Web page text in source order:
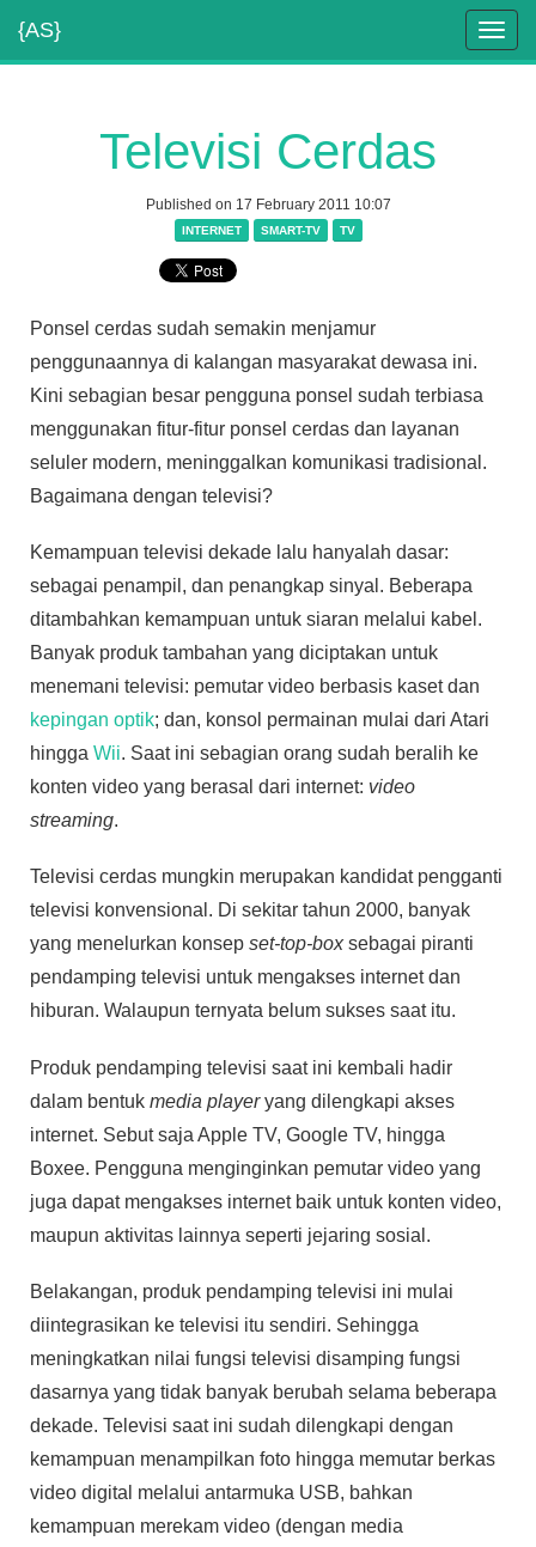
{AS}
Televisi Cerdas
Published on 17 February 2011 10:07
INTERNET SMART-TV TV
Ponsel cerdas sudah semakin menjamur
penggunaannya di kalangan masyarakat dewasa ini.
Kini sebagian besar pengguna ponsel sudah terbiasa
menggunakan fitur-fitur ponsel cerdas dan layanan
seluler modern, meninggalkan komunikasi tradisional.
Bagaimana dengan televisi?
Kemampuan televisi dekade lalu hanyalah dasar:
sebagai penampil, dan penangkap sinyal. Beberapa
ditambahkan kemampuan untuk siaran melalui kabel.
Banyak produk tambahan yang diciptakan untuk
menemani televisi: pemutar video berbasis kaset dan
kepingan optik; dan, konsol permainan mulai dari Atari
hingga Wii. Saat ini sebagian orang sudah beralih ke
konten video yang berasal dari internet: video
streaming.
Televisi cerdas mungkin merupakan kandidat pengganti
televisi konvensional. Di sekitar tahun 2000, banyak
yang menelurkan konsep set-top-boxsebagai piranti
pendamping televisi untuk mengakses internet dan
hiburan. Walaupun ternyata belum sukses saat itu.
Produk pendamping televisi saat ini kembali hadir
dalam bentuk media playeryang dilengkapi akses
internet. Sebut saja Apple TV, Google TV, hingga
Boxee. Pengguna menginginkan pemutar video yang
juga dapat mengakses internet baik untuk konten video,
maupun aktivitas lainnya seperti jejaring sosial.
Belakangan, produk pendamping televisi ini mulai
diintegrasikan ke televisi itu sendiri. Sehingga
meningkatkan nilai fungsi televisi disamping fungsi
dasarnya yang tidak banyak berubah selama beberapa
dekade. Televisi saat ini sudah dilengkapi dengan
kemampuan menampilkan foto hingga memutar berkas
video digital melalui antarmuka USB, bahkan
kemampuan merekam video (dengan media